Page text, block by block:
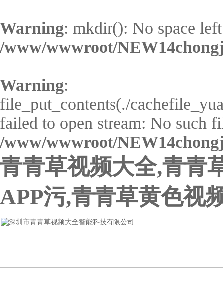
Warning: mkdir(): No space
/www/wwwroot/
Warning:
file_put_contents(./
failed to open stream: No such
/www/wwwroot/
青青草视频大全,青青
APP污,青青草黄色视